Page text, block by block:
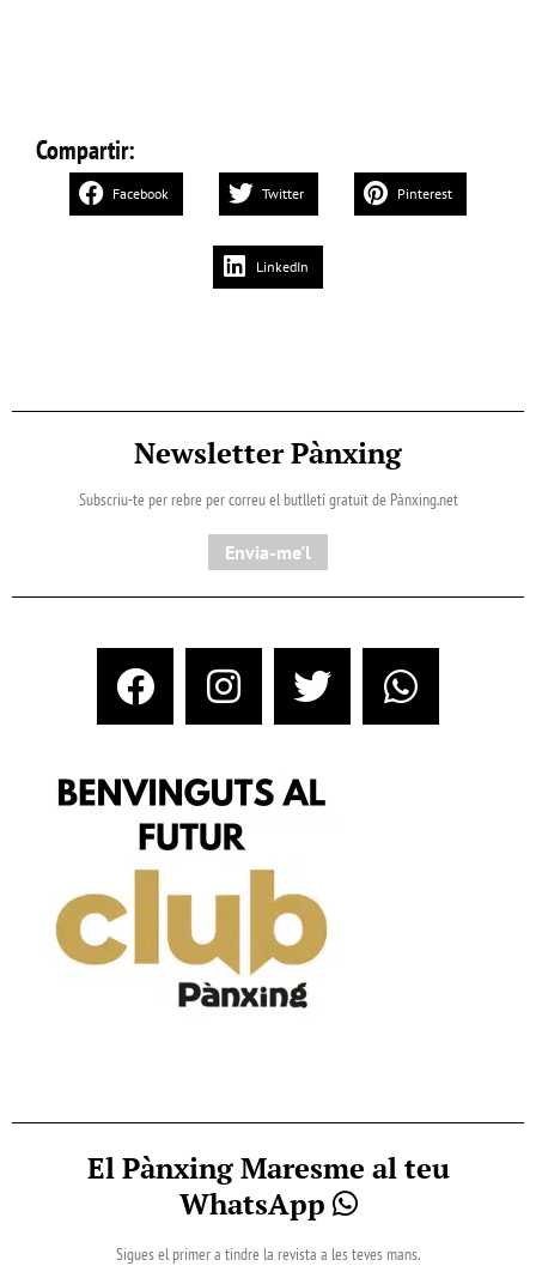
Compartir:
Facebook Twitter Pinterest
LinkedIn
Newsletter Pànxing
Subscriu-te per rebre per correu el butlletí gratuït de Pànxing.net​
Envia-me'l
El Pànxing Maresme al teu
WhatsApp
Sigues el primer a tindre la revista a les teves mans.